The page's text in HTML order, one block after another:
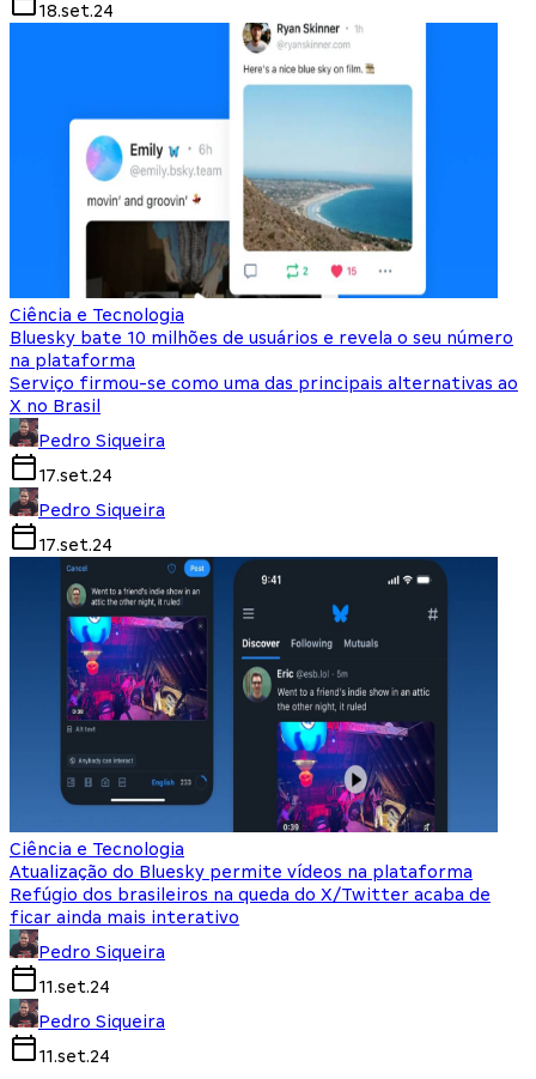
18.set.24
Ciência e Tecnologia
Bluesky bate 10 milhões de usuários e revela o seu número
na plataforma
Serviço firmou-se como uma das principais alternativas ao
X no Brasil
Pedro Siqueira
17.set.24
Pedro Siqueira
17.set.24
Ciência e Tecnologia
Atualização do Bluesky permite vídeos na plataforma
Refúgio dos brasileiros na queda do X/Twitter acaba de
ficar ainda mais interativo
Pedro Siqueira
11.set.24
Pedro Siqueira
11.set.24